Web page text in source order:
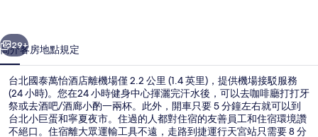
店
的
相
片
個 下一個
29+
簡介客房地點規定
台北國泰萬怡酒店離機場僅 2.2 公里 (1.4 英里)，提供機場接駁服務
(24 小時)。您在24 小時健身中心揮灑完汗水後，可以去咖啡廳打打牙
祭或去酒吧/酒廊小酌一兩杯。此外，開車只要 5 分鐘左右就可以到
台北小巨蛋和寧夏夜市。住過的人都對住宿的友善員工和住宿環境讚
不絕口。住宿離大眾運輸工具不遠，走路到捷運行天宮站只需要 8 分